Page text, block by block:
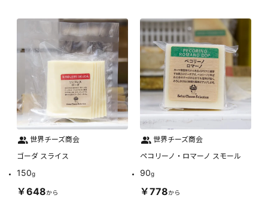
世界チーズ商会
ゴーダ スライス
150g
￥648から
世界チーズ商会
ペコリーノ・ロマーノ スモール
90g
￥778から